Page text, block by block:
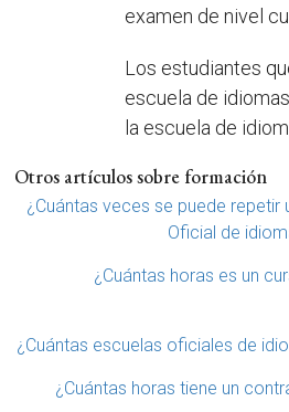
examen de nivel
Los estudiantes
escuela de
la escuela de
Otros artículos sobre formación
¿Cuántas veces se puede repetir
Oficial de
¿Cuántas horas es un
¿Cuántas escuelas oficiales de
¿Cuántas horas tiene un